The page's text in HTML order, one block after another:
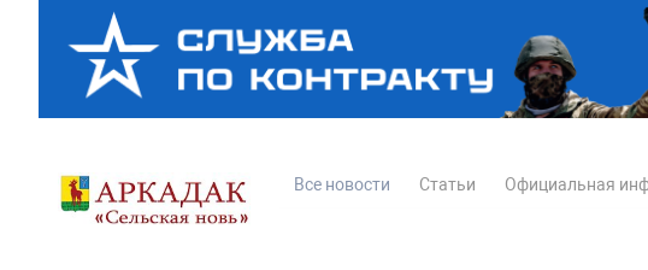
Все новости Статьи Официальная